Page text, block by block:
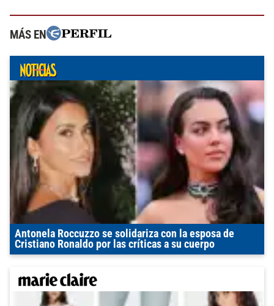
MÁS EN
Antonela Roccuzzo se solidariza con la esposa de
Cristiano Ronaldo por las críticas a su cuerpo